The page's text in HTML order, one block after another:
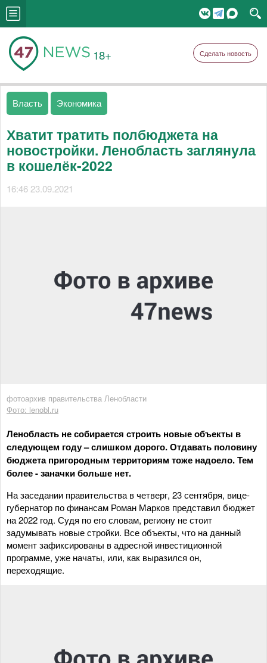
18+ Сделать новость
Власть Экономика
Хватит тратить полбюджета на
новостройки. Ленобласть заглянула
в кошелёк-2022
16:46 23.09.2021
фотоархив правительства Ленобласти
Фото: lenobl.ru
Ленобласть не собирается строить новые объекты в
следующем году – слишком дорого. Отдавать половину
бюджета пригородным территориям тоже надоело. Тем
более - заначки больше нет.
На заседании правительства в четверг, 23 сентября, вице-
губернатор по финансам Роман Марков представил бюджет
на 2022 год. Судя по его словам, региону не стоит
задумывать новые стройки. Все объекты, что на данный
момент зафиксированы в адресной инвестиционной
программе, уже начаты, или, как выразился он,
переходящие.